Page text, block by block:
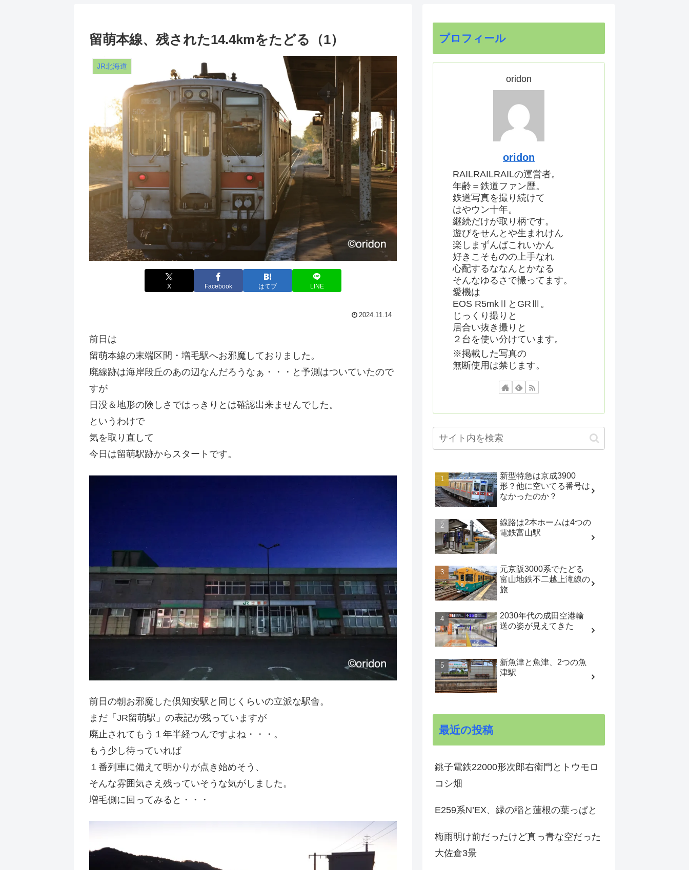
留萌本線、残された14.4kmをたどる（1）
JR北海道
X Facebook はてブ LINE
2024.11.14
前日は
留萌本線の末端区間・増毛駅へお邪魔しておりました。
廃線跡は海岸段丘のあの辺なんだろうなぁ・・・と予測はついていたので
すが
日没＆地形の険しさではっきりとは確認出来ませんでした。
というわけで
気を取り直して
今日は留萌駅跡からスタートです。
前日の朝お邪魔した倶知安駅と同じくらいの立派な駅舎。
まだ「JR留萌駅」の表記が残っていますが
廃止されてもう１年半経つんですよね・・・。
もう少し待っていれば
１番列車に備えて明かりが点き始めそう、
そんな雰囲気さえ残っていそうな気がしました。
増毛側に回ってみると・・・
プロフィール
oridon
oridon
RAILRAILRAILの運営者。
年齢＝鉄道ファン歴。
鉄道写真を撮り続けて
はやウン十年。
継続だけが取り柄です。
遊びをせんとや生まれけん
楽しまずんばこれいかん
好きこそものの上手なれ
心配するななんとかなる
そんなゆるさで撮ってます。
愛機は
EOS R5mkⅡとGRⅢ。
じっくり撮りと
居合い抜き撮りと
２台を使い分けています。
※掲載した写真の
無断使用は禁じます。
新型特急は京成3900
形？他に空いてる番号は
なかったのか？
線路は2本ホームは4つの
電鉄富山駅
元京阪3000系でたどる
富山地鉄不二越上滝線の
旅
2030年代の成田空港輸
送の姿が見えてきた
新魚津と魚津、2つの魚
津駅
最近の投稿
銚子電鉄22000形次郎右衛門とトウモロ
コシ畑
E259系N’EX、緑の稲と蓮根の葉っぱと
梅雨明け前だったけど真っ青な空だった
大佐倉3景